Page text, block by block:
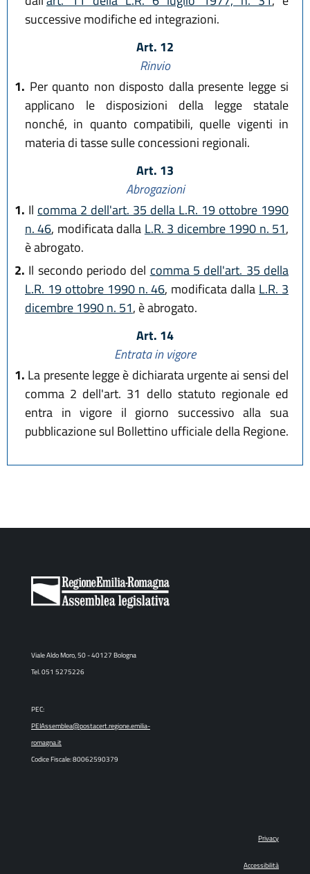
successive modifiche ed integrazioni.
Art. 12
Rinvio
1. Per quanto non disposto dalla presente legge si
applicano le disposizioni della legge statale
nonché, in quanto compatibili, quelle vigenti in
materia di tasse sulle concessioni regionali.
Art. 13
Abrogazioni
1. Il comma 2 dell'art. 35 della L.R. 19 ottobre 1990
n. 46, modificata dalla L.R. 3 dicembre 1990 n. 51,
è abrogato.
2. Il secondo periodo del comma 5 dell'art. 35 della
L.R. 19 ottobre 1990 n. 46, modificata dalla L.R. 3
dicembre 1990 n. 51, è abrogato.
Art. 14
Entrata in vigore
1. La presente legge è dichiarata urgente ai sensi del
comma 2 dell'art. 31 dello statuto regionale ed
entra in vigore il giorno successivo alla sua
pubblicazione sul Bollettino ufficiale della Regione.
Viale Aldo Moro, 50 - 40127 Bologna
Tel. 051 5275226
PEC:
PEIAssemblea@postacert.regione.emilia-
romagna.it
Codice Fiscale: 80062590379
Privacy
Accessibilità